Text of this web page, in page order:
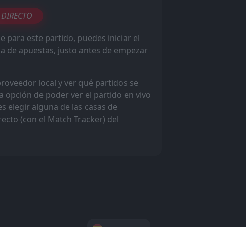
3
2
W
para este partido, puedes iniciar el
de apuestas, justo antes de empezar
local y ver qué partidos se
opción de poder ver el partido en vivo
elegir alguna de las casas de
(con el Match Tracker) del